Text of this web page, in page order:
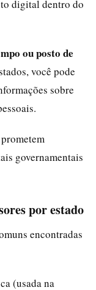
digital dentro do
ou posto de
você pode
sobre
governamentais
por estado
encontradas
(usada na